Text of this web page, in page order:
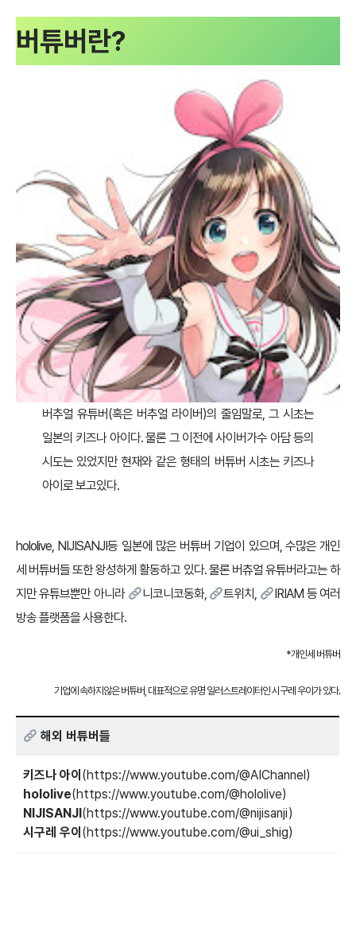
버튜버란?
버추얼 유튜버(혹은 버추얼 라이버)의 줄임말로, 그 시초는
일본의 키즈나 아이다. 물론 그 이전에 사이버가수 아담 등의
시도는 있었지만 현재와 같은 형태의 버튜버 시초는 키즈나
아이로 보고있다.
hololive, NIJISANJI등 일본에 많은 버튜버 기업이 있으며, 수많은 개인
세 버튜버들 또한 왕성하게 활동하고 있다. 물론 버츄얼 유튜버라고는 하
지만 유튜브뿐만 아니라
니코니코동화, 트위치 , IRIAM 등 여러
방송 플랫폼을 사용한다.
*개인세 버튜버
기업에 속하지않은 버튜버, 대표적으로 유명 일러스트레이터인 시구레 우이가 있다.
해외 버튜버들
키즈나 아이 (https://www.youtube.com/@AIChannel)
hololive(https://www.youtube.com/@hololive)
NIJISANJI(https://www.youtube.com/@nijisanji)
시구레 우이 (https://www.youtube.com/@ui_shig)